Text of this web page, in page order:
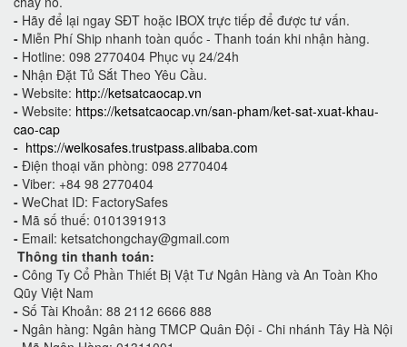
- Hãy để lại ngay SĐT hoặc IBOX trực tiếp để được tư vấn.
- Miễn Phí Ship nhanh toàn quốc - Thanh toán khi nhận hàng.
- Hotline: 098 2770404 Phục vụ 24/24h
- Nhận Đặt Tủ Sắt Theo Yêu Cầu.
- Website: http://ketsatcaocap.vn
- Website: https://ketsatcaocap.vn/san-pham/ket-sat-xuat-khau-
cao-cap
- https://welkosafes.trustpass.alibaba.com
- Điện thoại văn phòng: 098 2770404
- Viber: +84 98 2770404
- WeChat ID: FactorySafes
- Mã số thuế: 0101391913
- Email: ketsatchongchay@gmail.com
Thông tin thanh toán:
- Công Ty Cổ Phần Thiết Bị Vật Tư Ngân Hàng và An Toàn Kho
Qũy Việt Nam
- Số Tài Khoản: 88 2112 6666 888
- Ngân hàng: Ngân hàng TMCP Quân Đội - Chi nhánh Tây Hà Nội